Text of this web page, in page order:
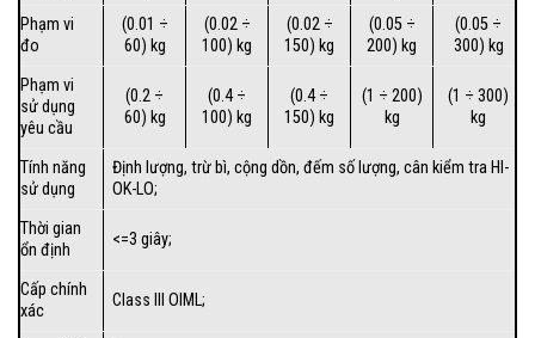
Phạm vi
đo
(0.01 ÷
60) kg
(0.02 ÷
100) kg
(0.02 ÷
150) kg
(0.05 ÷
200) kg
(0.05 ÷
300) kg
Phạm vi
sử dụng
yêu cầu
(0.2 ÷
60) kg
(0.4 ÷
100) kg
(0.4 ÷
150) kg
(1 ÷ 200)
kg
(1 ÷ 300)
kg
Tính năng
sử dụng
Định lượng, trừ bì, cộng dồn, đếm số lượng, cân kiểm tra HI-
OK-LO;
Thời gian
ổn định
<=3 giây;
Cấp chính
xác
Class III OIML;